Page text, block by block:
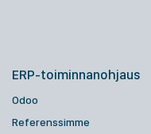
ERP-toiminnanohjaus
Odoo
Referenssimme